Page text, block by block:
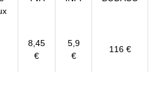
8,45
€
5,9
€
116 €